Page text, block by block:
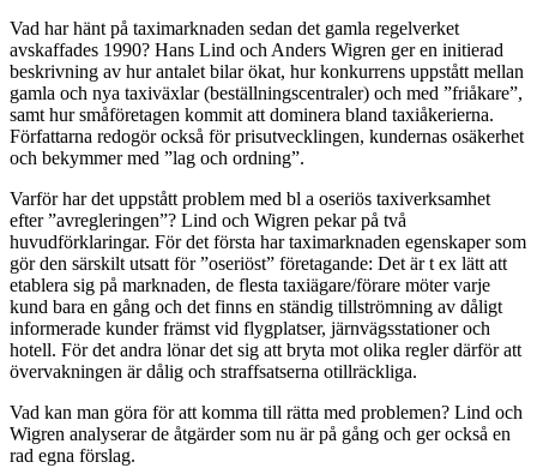
Vad har hänt på taximarknaden sedan det gamla regelverket
avskaffades 1990? Hans Lind och Anders Wigren ger en initierad
beskrivning av hur antalet bilar ökat, hur konkurrens uppstått mellan
gamla och nya taxiväxlar (beställningscentraler) och med ”friåkare”,
samt hur småföretagen kommit att dominera bland taxiåkerierna.
Författarna redogör också för prisutvecklingen, kundernas osäkerhet
och bekymmer med ”lag och ordning”.
Varför har det uppstått problem med bl a oseriös taxiverksamhet
efter ”avregleringen”? Lind och Wigren pekar på två
huvudförklaringar. För det första har taximarknaden egenskaper som
gör den särskilt utsatt för ”oseriöst” företagande: Det är t ex lätt att
etablera sig på marknaden, de flesta taxiägare/förare möter varje
kund bara en gång och det finns en ständig tillströmning av dåligt
informerade kunder främst vid flygplatser, järnvägsstationer och
hotell. För det andra lönar det sig att bryta mot olika regler därför att
övervakningen är dålig och straffsatserna otillräckliga.
Vad kan man göra för att komma till rätta med problemen? Lind och
Wigren analyserar de åtgärder som nu är på gång och ger också en
rad egna förslag.